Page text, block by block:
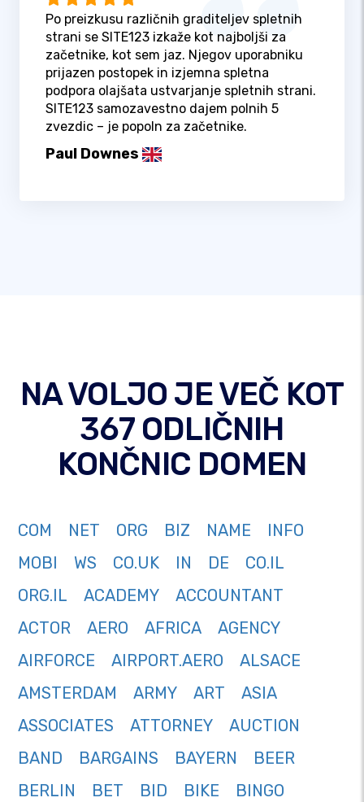
Po preizkusu različnih graditeljev spletnih
strani se SITE123 izkaže kot najboljši za
začetnike, kot sem jaz. Njegov uporabniku
prijazen postopek in izjemna spletna
podpora olajšata ustvarjanje spletnih strani.
SITE123 samozavestno dajem polnih 5
zvezdic – je popoln za začetnike.
Paul Downes
NA VOLJO JE VEČ KOT
367 ODLIČNIH
KONČNIC DOMEN
COM NET ORG BIZ NAME
INFO
MOBI
WS CO.UK IN DE
CO.IL
ORG.IL
ACADEMY
ACCOUNTANT
ACTOR
AERO AFRICA
AGENCY
AIRFORCE
AIRPORT.AERO
ALSACE
AMSTERDAM
ARMY ART
ASIA
ASSOCIATES
ATTORNEY
AUCTION
BAND
BARGAINS BAYERN
BEER
BERLIN
BET BID BIKE
BINGO